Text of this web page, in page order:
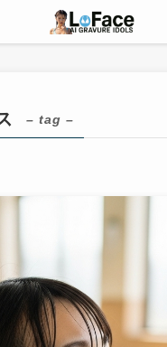
– tag –